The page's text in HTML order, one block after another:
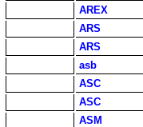
AREX
ARS
ARS
asb
ASC
ASC
ASM